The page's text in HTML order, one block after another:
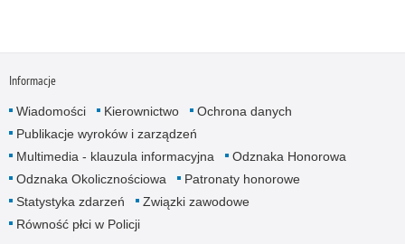
Informacje
Wiadomości Kierownictwo
Ochrona danych
Publikacje wyroków i zarządzeń
Multimedia - klauzula informacyjna
Odznaka Honorowa
Odznaka Okolicznościowa
Patronaty honorowe
Statystyka zdarzeń
Związki zawodowe
Równość płci w Policji